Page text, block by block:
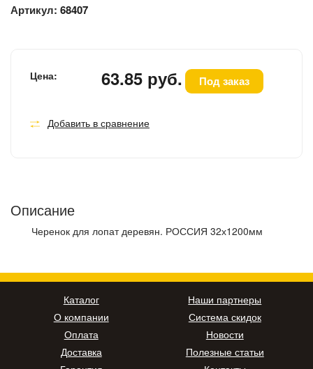
Артикул: 68407
Цена: 63.85 руб. Под заказ
Добавить в сравнение
Описание
Черенок для лопат деревян. РОССИЯ 32х1200мм
Каталог
О компании
Оплата
Доставка
Наши партнеры
Система скидок
Новости
Полезные статьи